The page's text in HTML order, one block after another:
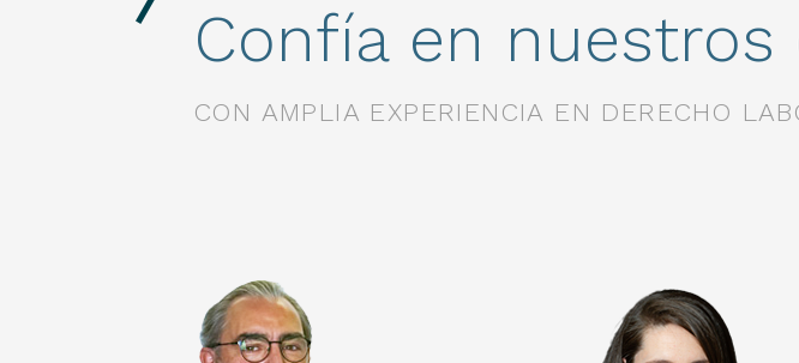
Confía en nuestros
CON AMPLIA EXPERIENCIA EN DERECHO